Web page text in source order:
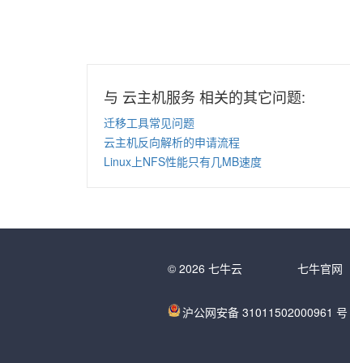
与 云主机服务 相关的其它问题:
迁移工具常见问题
云主机反向解析的申请流程
Linux上NFS性能只有几MB速度
© 2026 七牛云 七牛官网
沪公网安备 31011502000961 号